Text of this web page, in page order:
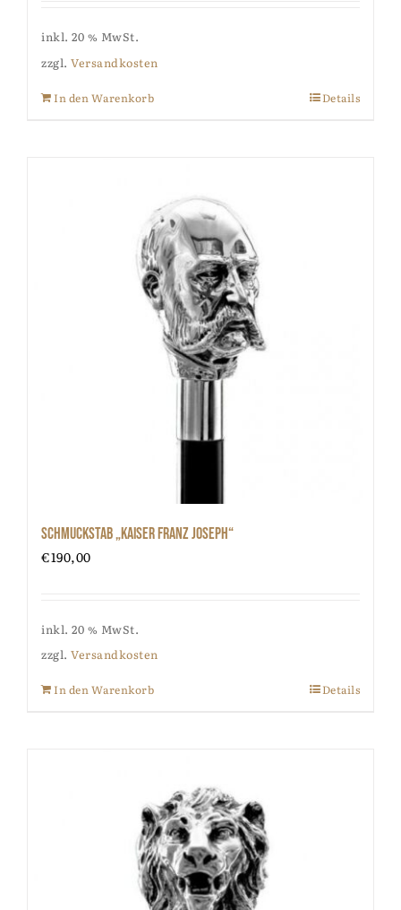
inkl. 20 % MwSt.
zzgl. Versandkosten
In den Warenkorb Details
Schmuckstab „Kaiser Franz Joseph“
€190,00
inkl. 20 % MwSt.
zzgl. Versandkosten
In den Warenkorb Details